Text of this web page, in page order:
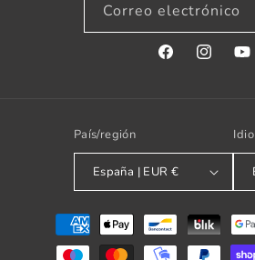
Correo electrónico
FacebookInstagram
País/región
España | EUR €
Formas